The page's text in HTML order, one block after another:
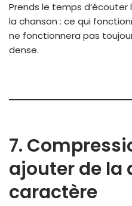
Prends le temps
la chanson : ce qui
ne fonctionnera pas
dense.
7.
ajouter de la
caractère